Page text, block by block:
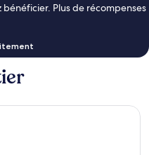
Plus de récompenses